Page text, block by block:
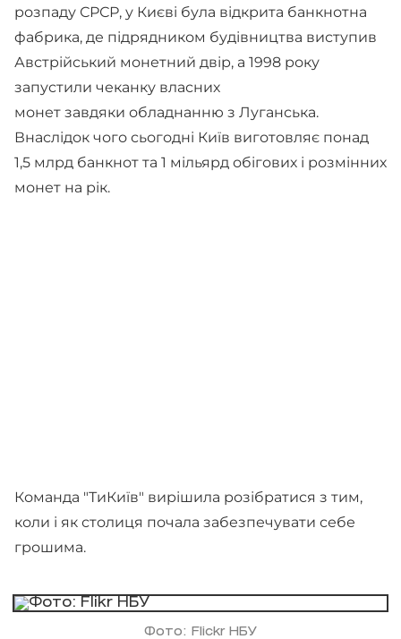
розпаду СРСР, у Києві була відкрита банкнотна
фабрика, де підрядником будівництва виступив
Австрійський монетний двір, а 1998 року
запустили чеканку власних
монет завдяки обладнанню з Луганська.
Внаслідок чого сьогодні Київ виготовляє понад
1,5 млрд банкнот та 1 мільярд обігових і розмінних
монет на рік.
Команда "ТиКиїв" вирішила розібратися з тим,
коли і як столиця почала забезпечувати себе
грошима.
Фото: Fliсkr НБУ